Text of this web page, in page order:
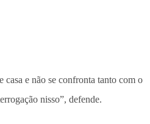
e não se confronta tanto com o
nisso”, defende.